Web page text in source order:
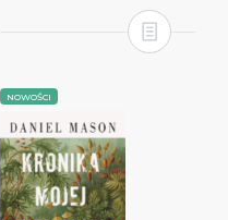
NOWOŚCI